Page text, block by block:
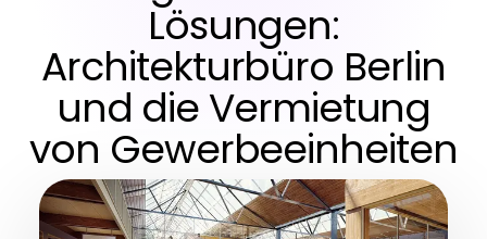
Lösungen:
Architekturbüro Berlin
und die Vermietung
von Gewerbeeinheiten